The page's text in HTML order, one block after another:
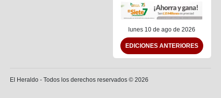
lunes 10 de ago de 2026
EDICIONES ANTERIORES
El Heraldo - Todos los derechos reservados © 2026